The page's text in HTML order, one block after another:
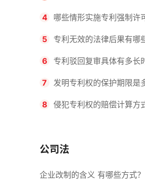
主要义务？专利实施许可合同
许可合同有什么区别？
4 哪些情形实施专利强制许
利强制许可的前提条件是什么
5 专利无效的法律后果有哪
利的无效情形有哪些？
6 专利驳回复审具体有多长
哪些情况下专利申请可能被驳
7 发明专利权的保护期限是
年？非专利发明人是否有专利
8 侵犯专利权的赔偿计算方
间？
公司法
企业改制的含义 有哪些方式